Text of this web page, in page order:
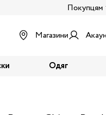
Покупцям
Магазини
Одяг